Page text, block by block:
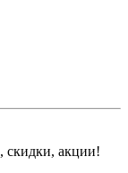
, скидки, акции!